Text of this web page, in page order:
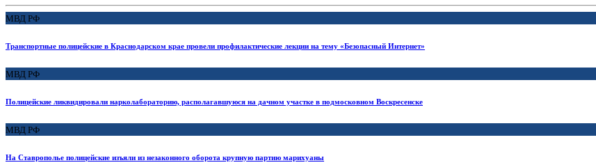
МВД РФ
Транспортные полицейские в Краснодарском крае провели профилактические лекции на тему «Безопасный Интернет»
МВД РФ
Полицейские ликвидировали нарколабораторию, располагавшуюся на дачном участке в подмосковном Воскресенске
МВД РФ
На Ставрополье полицейские изъяли из незаконного оборота крупную партию марихуаны